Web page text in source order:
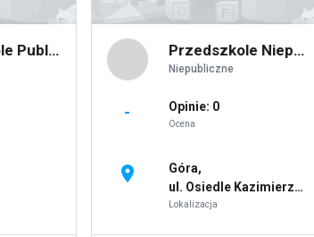
Przedszkole Publiczne Nr 3 w Górze Przedszkole Niepubliczne "Akademia Malucha"
Niepubliczne
- Opinie: 0
Ocena
location_on
Góra,
ul. Osiedle Kazimierza Wielkiego 7
Lokalizacja